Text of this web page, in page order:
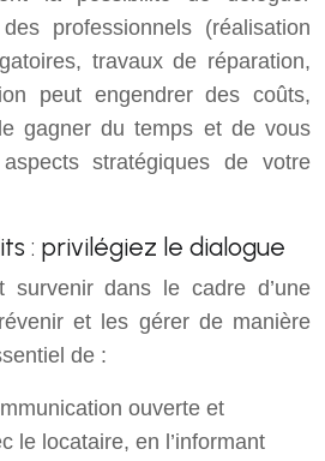
professionnels (réalisation
travaux de réparation,
peut engendrer des coûts,
gagner du temps et de vous
stratégiques de votre
: privilégiez le dialogue
survenir dans le cadre d’une
et les gérer de manière
de :
ouverte et
le locataire, en l’informant